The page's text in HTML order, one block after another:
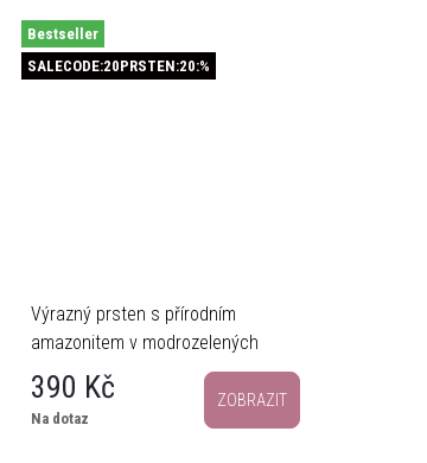
snadno...
Bestseller
SALECODE:20PRSTEN:20:%
Výrazný prsten s přírodním
amazonitem v modrozelených
tónech
390 Kč
Na dotaz
ZOBRAZIT